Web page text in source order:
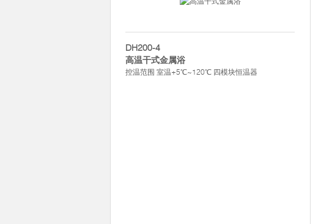
DH200-4
高温干式金属浴
控温范围 室温+5℃~120℃ 四模块恒温器